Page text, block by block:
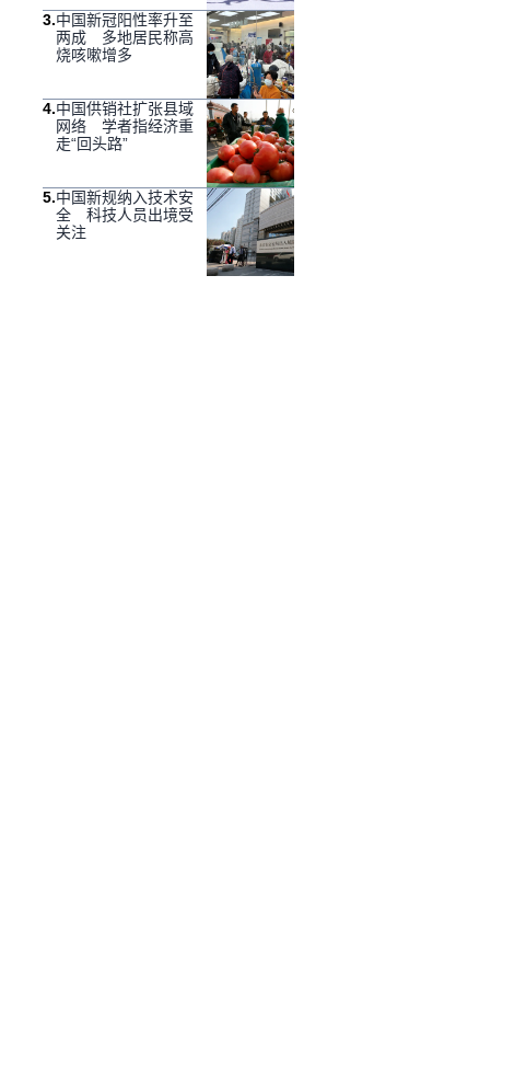
3.中国新冠阳性率升至
两成 多地居民称高
烧咳嗽增多
4.中国供销社扩张县域
网络 学者指经济重
走“回头路”
5.中国新规纳入技术安
全 科技人员出境受
关注